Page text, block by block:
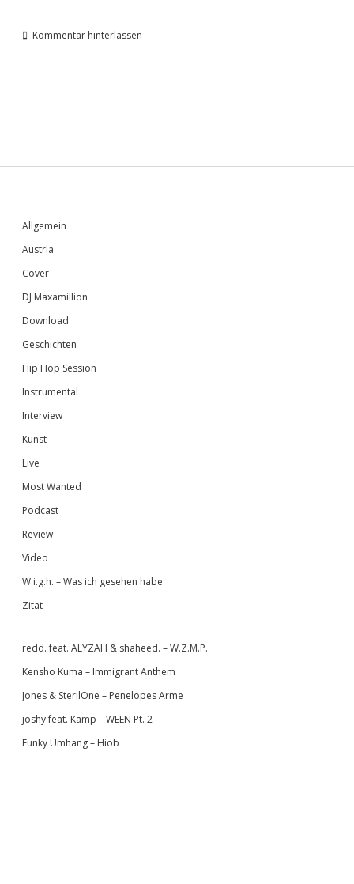
Kommentar hinterlassen
Sidebar
Allgemein
Austria
Cover
DJ Maxamillion
Download
Geschichten
Hip Hop Session
Instrumental
Interview
Kunst
Live
Most Wanted
Podcast
Review
Video
W.i.g.h. – Was ich gesehen habe
Zitat
redd. feat. ALYZAH & shaheed. – W.Z.M.P.
Kensho Kuma – Immigrant Anthem
Jones & SterilOne – Penelopes Arme
jōshy feat. Kamp – WEEN Pt. 2
Funky Umhang – Hiob